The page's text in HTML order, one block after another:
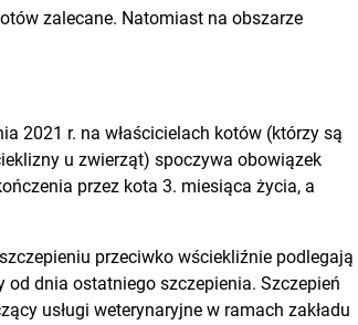
zalecane. Natomiast na obszarze
2021 r. na właścicielach kotów (którzy są
u zwierząt) spoczywa obowiązek
przez kota 3. miesiąca życia, a
przeciwko wściekliźnie podlegają
dnia ostatniego szczepienia. Szczepień
usługi weterynaryjne w ramach zakładu